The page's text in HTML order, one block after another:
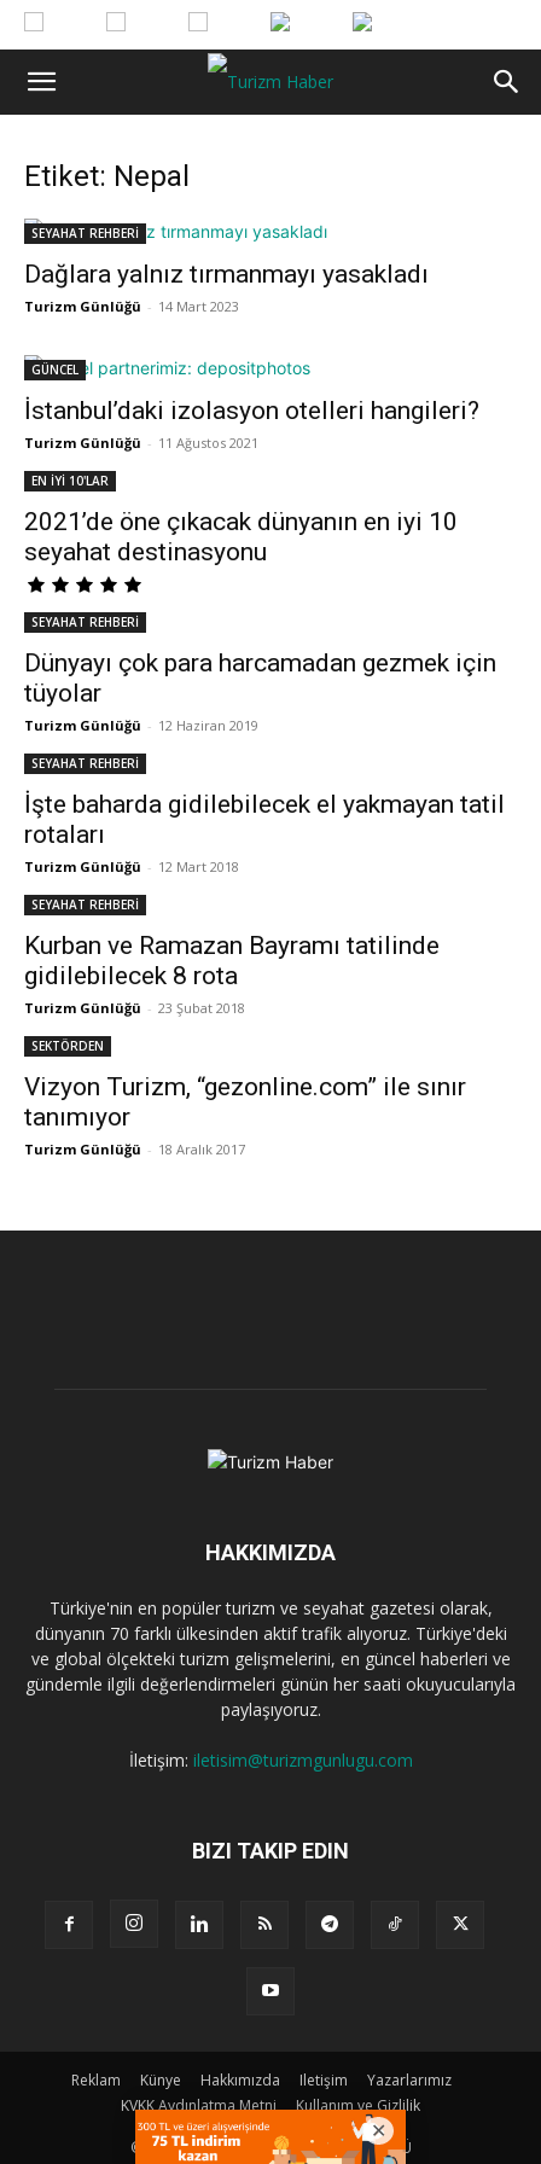
Etiket: Nepal
SEYAHAT REHBERİ
Dağlara yalnız tırmanmayı yasakladı
Turizm Günlüğü - 14 Mart 2023
GÜNCEL
İstanbul’daki izolasyon otelleri hangileri?
Turizm Günlüğü - 11 Ağustos 2021
EN İYİ 10'LAR
2021’de öne çıkacak dünyanın en iyi 10
seyahat destinasyonu
SEYAHAT REHBERİ
Dünyayı çok para harcamadan gezmek için
tüyolar
Turizm Günlüğü - 12 Haziran 2019
SEYAHAT REHBERİ
İşte baharda gidilebilecek el yakmayan tatil
rotaları
Turizm Günlüğü - 12 Mart 2018
SEYAHAT REHBERİ
Kurban ve Ramazan Bayramı tatilinde
gidilebilecek 8 rota
Turizm Günlüğü - 23 Şubat 2018
SEKTÖRDEN
Vizyon Turizm, “gezonline.com” ile sınır
tanımıyor
Turizm Günlüğü - 18 Aralık 2017
HAKKIMIZDA
Türkiye'nin en popüler turizm ve seyahat gazetesi olarak,
dünyanın 70 farklı ülkesinden aktif trafik alıyoruz. Türkiye'deki
ve global ölçekteki turizm gelişmelerini, en güncel haberleri ve
gündemle ilgili değerlendirmeleri günün her saati okuyucularıyla
paylaşıyoruz.
İletişim: iletisim@turizmgunlugu.com
BIZI TAKIP EDIN
Reklam Künye Hakkımızda Iletişim
Yazarlarımız
KVKK Aydınlatma Metni
Kullanım ve Gizlilik
© Copyright © 2023 | TURIZM GÜNLÜGÜ